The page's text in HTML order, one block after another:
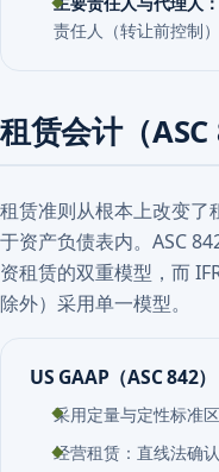
责任人（转让前控制
租赁会计（ASC
租赁准则从根本上改变了
于资产负债表内。ASC
资租赁的双重模型，而
除外）采用单一模型。
US GAAP（ASC 842）
采用定量与定性标准
经营租赁：直线法确